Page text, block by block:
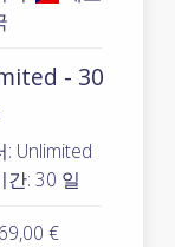
- 30
: Unlimited
간: 30 일
€